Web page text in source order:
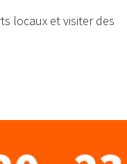
locaux et visiter des